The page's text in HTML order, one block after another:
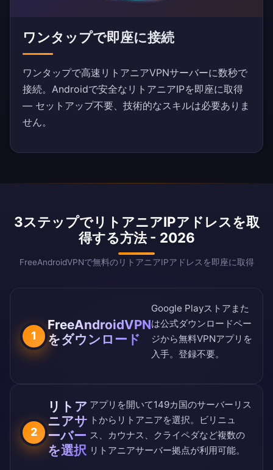
ワンタップで即座に接続
ワンタップで高速リトアニアVPNサーバーに数秒で
接続。Androidで安全なリトアニアIPを即座に取得
— セットアップ不要、技術的なスキルは必要ありま
せん。
3ステップでリトアニアIPアドレスを取
得する方法 - 2026
FreeAndroidVPNで無料のリトアニアIPアドレスを即座に取得
1
FreeAndroidVPN
をダウンロード
Google Playストア また
は公式ダウンロードペー
ジから無料VPNアプリを
入手。登録不要。
2
リトア
ニアサ
ーバー
を選択
アプリを開いて149カ国のサーバーリス
トからリトアニアを選択。ビリニュ
ス、カウナス、クライペダなど複数の
リトアニアサーバー拠点が利用可能。